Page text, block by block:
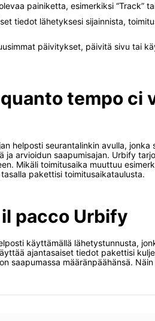
painiketta, esimerkiksi “Track”
tiedot lähetyksesi sijainnista,
päivitykset, päivitä sivu tai
tempo ci
helposti seurantalinkin avulla,
ja arvioidun saapumisajan. Urbify
Mikäli toimitusaika muuttuu
pakettisi toimitusaikataulusta.
pacco Urbify
käyttämällä lähetystunnusta,
ajantasaiset tiedot pakettisi
saapumassa määränpäähänsä.